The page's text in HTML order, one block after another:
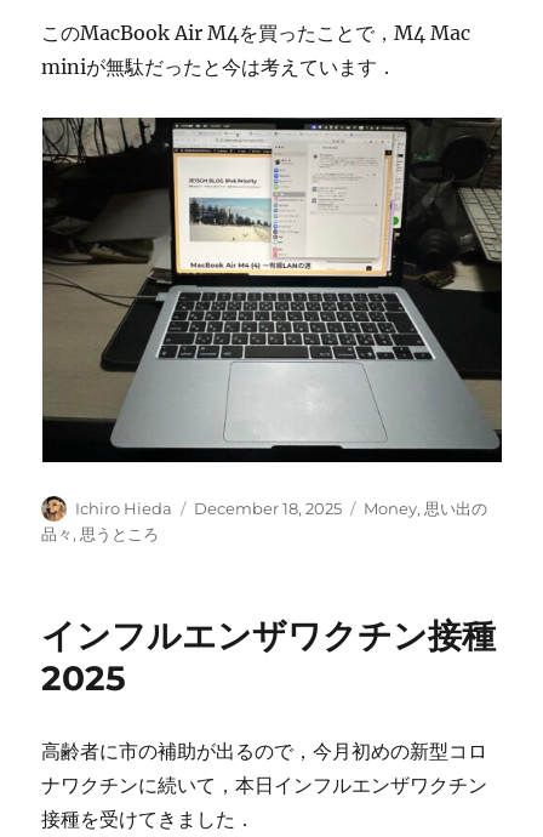
このMacBook Air M4を買ったことで，M4 Mac
miniが無駄だったと今は考えています．
Author
Ichiro Hieda
Posted
December 18, 2025 Categories
Money, 思い出の
品々,思うところ
インフルエンザワクチン接種
2025
高齢者に市の補助が出るので，今月初めの新型コロ
ナワクチンに続いて，本日インフルエンザワクチン
接種を受けてきました．